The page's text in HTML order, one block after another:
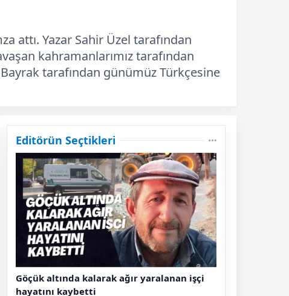
attı. Yazar Sahir Üzel tarafından
kahramanlarımız tarafından
tarafından günümüz Türkçesine
Editörün Seçtikleri
Göçük altında kalarak ağır yaralanan işçi
hayatını kaybetti